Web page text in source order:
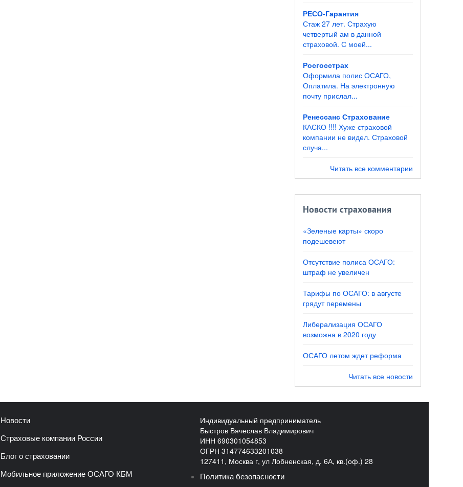
РЕСО-Гарантия
Стаж 27 лет. Страхую
четвертый ам в данной
страховой. С моей...
Росгосстрах
Оформила полис ОСАГО,
Оплатила. На электронную
почту прислал...
Ренессанс Страхование
КАСКО !!!! Хуже страховой
компании не видел. Страховой
случа...
Читать все комментарии
Новости страхования
«Зеленые карты» скоро
подешевеют
Отсутствие полиса ОСАГО:
штраф не увеличен
Тарифы по ОСАГО: в августе
грядут перемены
Либерализация ОСАГО
возможна в 2020 году
ОСАГО летом ждет реформа
Читать все новости
Новости
Страховые компании России
Блог о страховании
Мобильное приложение ОСАГО КБМ
Индивидуальный предприниматель
Быстров Вячеслав Владимирович
ИНН 690301054853
ОГРН 314774633201038
127411, Москва г, ул Лобненская, д. 6А, кв.(оф.) 28
Политика безопасности